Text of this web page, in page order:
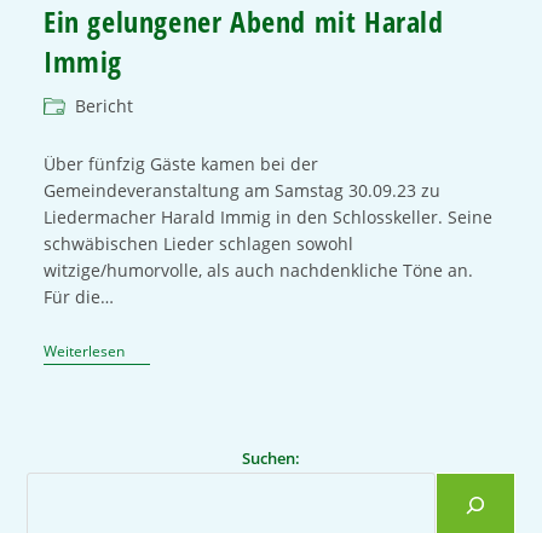
Ein gelungener Abend mit Harald
Immig
Bericht
Über fünfzig Gäste kamen bei der
Gemeindeveranstaltung am Samstag 30.09.23 zu
Liedermacher Harald Immig in den Schlosskeller. Seine
schwäbischen Lieder schlagen sowohl
witzige/humorvolle, als auch nachdenkliche Töne an.
Für die…
Weiterlesen
Suchen: